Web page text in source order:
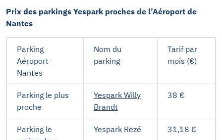
Prix des parkings Yespark proches de l’Aéroport de
Nantes
Parking
Aéroport
Nantes
Nom du
parking
Tarif par
mois (€)
Parking le plus
proche
Yespark Willy
Brandt
38 €
Parking le
Yespark Rezé 31,18 €